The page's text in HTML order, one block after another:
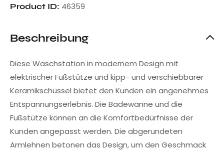
Product ID: 46359
Beschreibung
Diese Waschstation in modernem Design mit
elektrischer Fußstütze und kipp- und verschiebbarer
Keramikschüssel bietet den Kunden ein angenehmes
Entspannungserlebnis. Die Badewanne und die
Fußstütze können an die Komfortbedürfnisse der
Kunden angepasst werden. Die abgerundeten
Armlehnen betonen das Design, um den Geschmack